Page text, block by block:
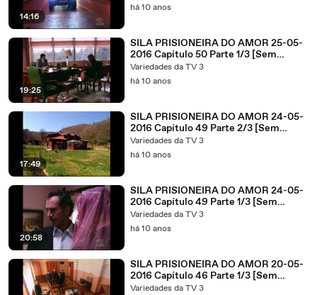
14:16
há 10 anos
19:25
SILA PRISIONEIRA DO AMOR 25-05-
2016 Capítulo 50 Parte 1/3 [Sem
Cortes]
Variedades da TV 3
há 10 anos
17:49
SILA PRISIONEIRA DO AMOR 24-05-
2016 Capítulo 49 Parte 2/3 [Sem
Cortes]
Variedades da TV 3
há 10 anos
20:58
SILA PRISIONEIRA DO AMOR 24-05-
2016 Capítulo 49 Parte 1/3 [Sem
Cortes]
Variedades da TV 3
há 10 anos
SILA PRISIONEIRA DO AMOR 20-05-
2016 Capítulo 46 Parte 1/3 [Sem
Cortes]
Variedades da TV 3